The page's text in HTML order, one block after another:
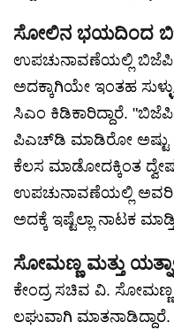
ಸೋಲಿನ ಭಯದಿಂದ
ಉಪಚುನಾವಣೆಯಲ್ಲಿ
ಅದಕ್ಕಾಗಿಯೇ ಇಂತಹ ಸುಳ್ಳು
ಸಿಎಂ ಕಿಡಿಕಾರಿದ್ದಾರೆ.
ಪಿಎಚ್‌ಡಿ ಮಾಡಿರೋ ಅಷ್ಟು
ಕೆಲಸ ಮಾಡೋದಕ್ಕಿಂತ
ಉಪಚುನಾವಣೆಯಲ್ಲಿ
ಅದಕ್ಕೆ ಇಷ್ಟೆಲ್ಲಾ ನಾಟಕ
ಸೋಮಣ್ಣ ಮತ್ತು
ಕೇಂದ್ರ ಸಚಿವ ವಿ.
ಲಘುವಾಗಿ